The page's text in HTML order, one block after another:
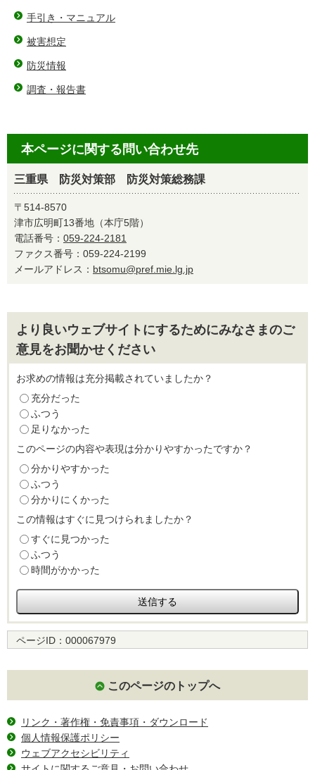
手引き・マニュアル
被害想定
防災情報
調査・報告書
本ページに関する問い合わせ先
三重県 防災対策部 防災対策総務課
〒514-8570
津市広明町13番地（本庁5階）
電話番号： 059-224-2181
ファクス番号：059-224-2199
メールアドレス： btsomu@pref.mie.lg.jp
より良いウェブサイトにするためにみなさまのご
意見をお聞かせください
お求めの情報は充分掲載されていましたか？
充分だった
ふつう
足りなかった
このページの内容や表現は分かりやすかったですか？
分かりやすかった
ふつう
分かりにくかった
この情報はすぐに見つけられましたか？
すぐに見つかった
ふつう
時間がかかった
ページID： 000067979
このページのトップへ
リンク・著作権・免責事項・ダウンロード
個人情報保護ポリシー
ウェブアクセシビリティ